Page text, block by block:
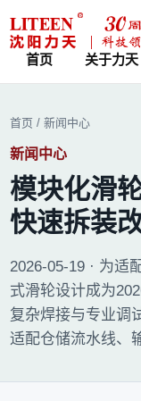
脚轮、平板车及物流搬运
首页 关于力天
首页 / 新闻中心
新闻中心
模块化滑
快速拆装
2026-05-19 · 为适
式滑轮设计成为
复杂焊接与专业调
适配仓储流水线、